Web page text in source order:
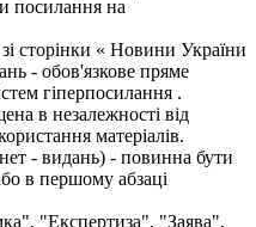
посилання на
сторінки « Новини України
- обов'язкове пряме
гіперпосилання .
в незалежності від
матеріалів.
- видань) - повинна бути
в першому абзаці
"Експертиза", "Заява",